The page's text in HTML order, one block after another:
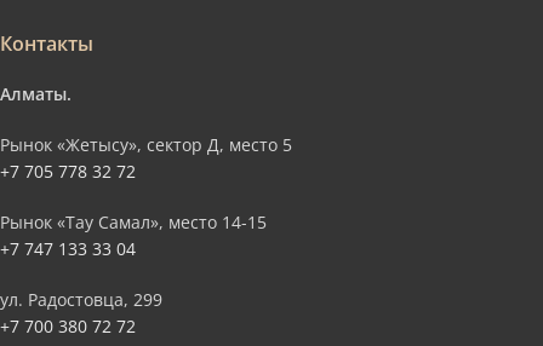
Контакты
Алматы.
Рынок «Жетысу», сектор Д, место 5
+7 705 778 32 72
Рынок «Тау Самал», место 14-15
+7 747 133 33 04
ул. Радостовца, 299
+7 700 380 72 72